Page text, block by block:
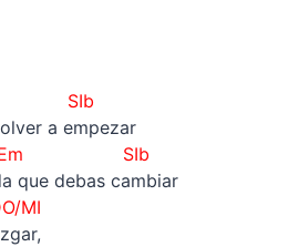
SIb
a empezar
SIb
que debas cambiar
MI